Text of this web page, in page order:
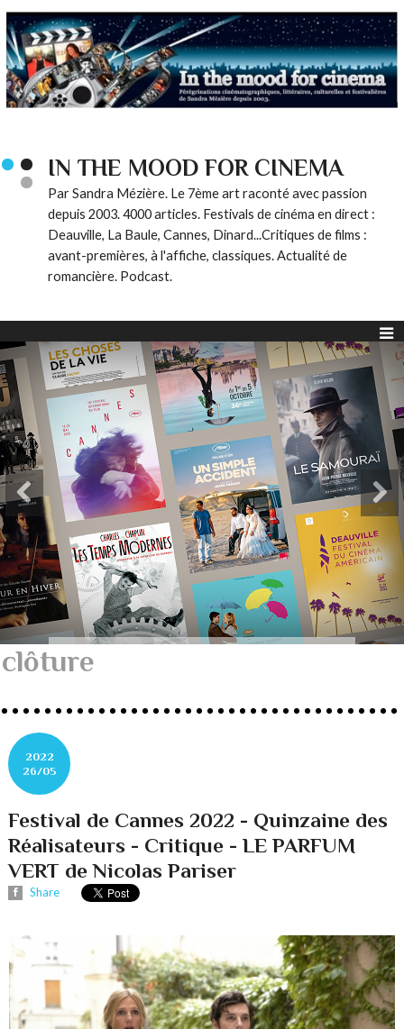
IN THE MOOD FOR CINEMA
Par Sandra Mézière. Le 7ème art raconté avec passion
depuis 2003. 4000 articles. Festivals de cinéma en direct :
Deauville, La Baule, Cannes, Dinard...Critiques de films :
avant-premières, à l'affiche, classiques. Actualité de
romancière. Podcast.
clôture
2022
26/05
Festival de Cannes 2022 - Quinzaine des
Réalisateurs - Critique - LE PARFUM
VERT de Nicolas Pariser
Share